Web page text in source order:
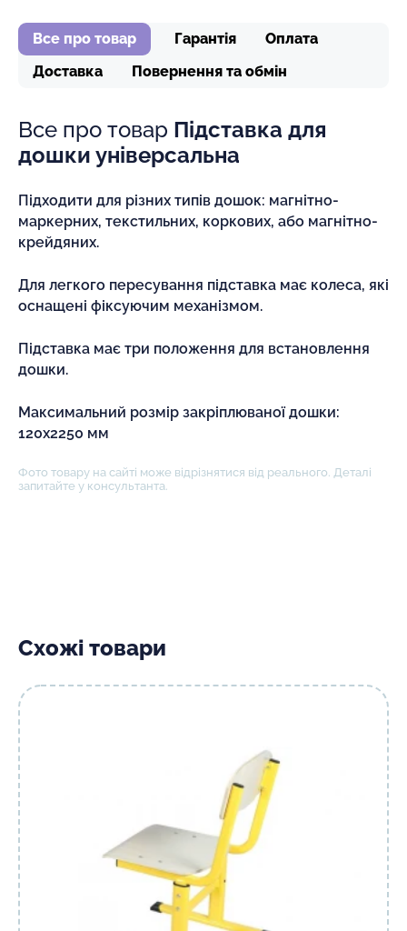
Все про товар Гарантія
Оплата
Доставка
Повернення та обмін
Все про товар Підставка для
дошки універсальна
Підходити для різних типів дошок: магнітно-
маркерних, текстильних, коркових, або магнітно-
крейдяних.
Для легкого пересування підставка має колеса, які
оснащені фіксуючим механізмом.
Підставка має три положення для встановлення
дошки.
Максимальний розмір закріплюваної дошки:
120х2250 мм
Фото товару на сайті може відрізнятися від реального. Деталі
запитайте у консультанта.
Схожі товари